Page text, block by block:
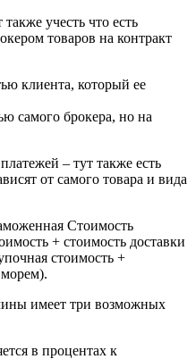
учесть что есть
товаров на контракт
клиента, который ее
самого брокера, но на
– тут также есть
от самого товара и вида
Стоимость
+ стоимость доставки
стоимость +
морем).
имеет три возможных
в процентах к